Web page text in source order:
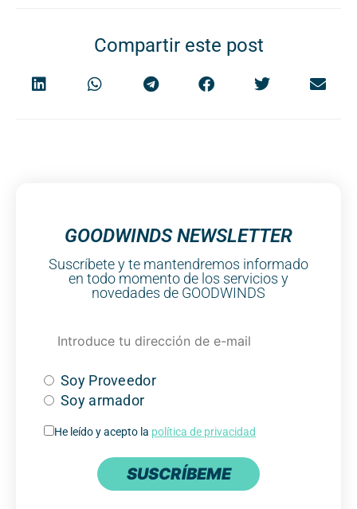
Compartir este post
GOODWINDS NEWSLETTER
Suscríbete y te mantendremos informado
en todo momento de los servicios y
novedades de GOODWINDS
Soy Proveedor
Soy armador
He leído y acepto la política de privacidad
SUSCRÍBEME